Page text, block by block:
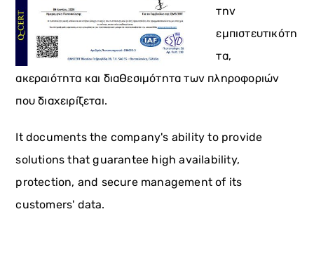
την
εμπιστευτικότη
τα,
ακεραιότητα και διαθεσιμότητα των πληροφοριών
που διαχειρίζεται.
It documents the company's ability to provide
solutions that guarantee high availability,
protection, and secure management of its
customers' data.